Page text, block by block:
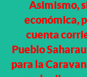
Asimismo,
económica,
cuenta
Pueblo
para la